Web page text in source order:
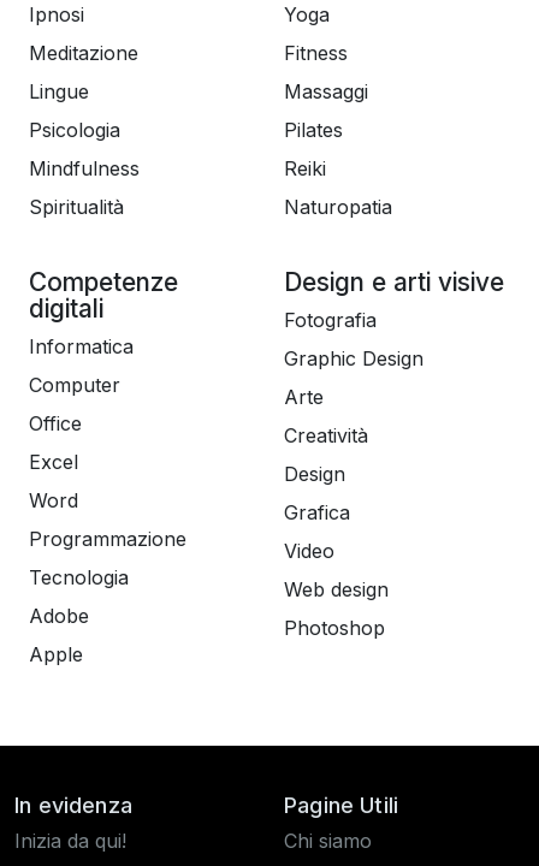
Ipnosi
Meditazione
Lingue
Psicologia
Mindfulness
Spiritualità
Yoga
Fitness
Massaggi
Pilates
Reiki
Naturopatia
Competenze
digitali
Informatica
Computer
Office
Excel
Word
Programmazione
Tecnologia
Adobe
Apple
Design e arti visive
Fotografia
Graphic Design
Arte
Creatività
Design
Grafica
Video
Web design
Photoshop
In evidenza
Inizia da qui!
Pagine Utili
Chi siamo